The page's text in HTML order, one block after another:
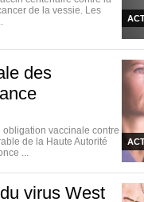
de la vessie. Les
des
obligation vaccinale contre
de la Haute Autorité
...
virus West